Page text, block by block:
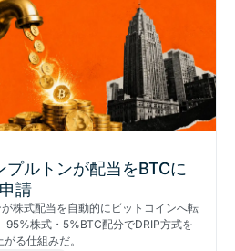
プルトンが配当をBTCに
請
株式配当を自動的にビットコインへ転
95%株式・5%BTC配分でDRIP方式を
る仕組みだ。